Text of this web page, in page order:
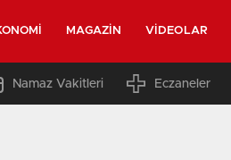
MAGAZIN VIDEOLAR
Namaz Vakitleri Eczaneler